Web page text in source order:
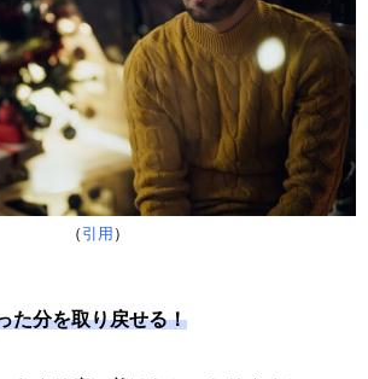
（ 引用 ）
た分を取り戻せる！